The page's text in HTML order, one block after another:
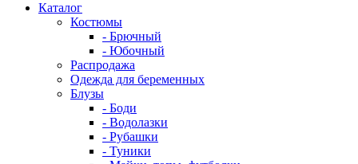
Каталог
Костюмы
- Брючный
- Юбочный
Распродажа
Одежда для беременных
Блузы
- Боди
- Водолазки
- Рубашки
- Туники